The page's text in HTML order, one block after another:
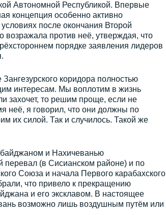
Автономной Республикой. Впервые
концепция особенно активно
после окончания Второй
возражала против неё, утверждая, что
порядке заявления лидеров
коридора полностью
интересам. Мы воплотим в жизнь
захочет, то решим проще, если не
неё, я говорил, что они должны по
их силой. Так и случилось. Такой же
и Нахичеванью
перевал (в Сисианском районе) и по
Союза и начала Первого карабахского
что привело к прекращению
и его эксклавом. В настоящее
возможно лишь воздушным путём или